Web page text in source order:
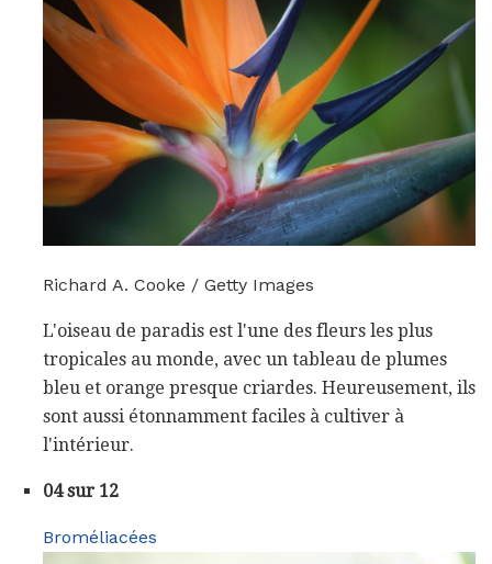
Richard A. Cooke / Getty Images
L'oiseau de paradis est l'une des fleurs les plus
tropicales au monde, avec un tableau de plumes
bleu et orange presque criardes. Heureusement, ils
sont aussi étonnamment faciles à cultiver à
l'intérieur.
04 sur 12
Broméliacées